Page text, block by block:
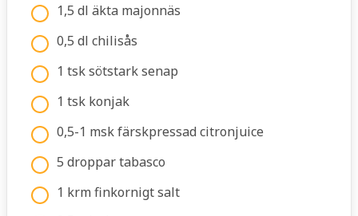
1,5 dl äkta majonnäs
0,5 dl chilisås
1 tsk sötstark senap
1 tsk konjak
0,5-1 msk färskpressad citronjuice
5 droppar tabasco
1 krm finkornigt salt